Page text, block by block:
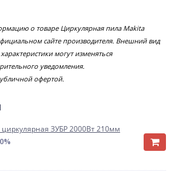
о товаре Циркулярная пила Makita
сайте производителя. Внешний вид
могут изменяться
уведомления.
офертой.
ЗУБР 2000Вт 210мм